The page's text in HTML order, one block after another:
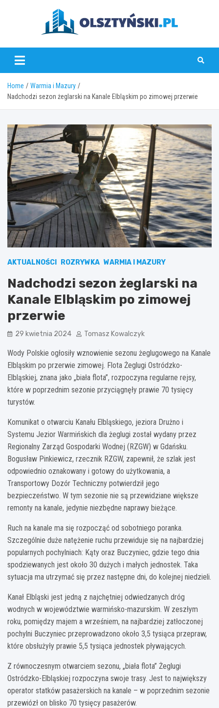
olsztynski.pl
Home
Warmia i Mazury
Nadchodzi sezon żeglarski na Kanale Elbląskim po zimowej przerwie
AKTUALNOŚCI ROZRYWKA WARMIA I MAZURY
Nadchodzi sezon żeglarski na
Kanale Elbląskim po zimowej
przerwie
29 kwietnia 2024 Tomasz Kowalczyk
Wody Polskie ogłosiły wznowienie sezonu żeglugowego na Kanale
Elbląskim po przerwie zimowej. Flota Żeglugi Ostródzko-
Elbląskiej, znana jako „biała flota”, rozpoczyna regularne rejsy,
które w poprzednim sezonie przyciągnęły prawie 70 tysięcy
turystów.
Komunikat o otwarciu Kanału Elbląskiego, jeziora Drużno i
Systemu Jezior Warmińskich dla żeglugi został wydany przez
Regionalny Zarząd Gospodarki Wodnej (RZGW) w Gdańsku.
Bogusław Pinkiewicz, rzecznik RZGW, zapewnił, że szlak jest
odpowiednio oznakowany i gotowy do użytkowania, a
Transportowy Dozór Techniczny potwierdził jego
bezpieczeństwo. W tym sezonie nie są przewidziane większe
remonty na kanale, jedynie niezbędne naprawy bieżące.
Ruch na kanale ma się rozpocząć od sobotniego poranka.
Szczególnie duże natężenie ruchu przewiduje się na najbardziej
popularnych pochylniach: Kąty oraz Buczyniec, gdzie tego dnia
spodziewanych jest około 30 dużych i małych jednostek. Taka
sytuacja ma utrzymać się przez następne dni, do kolejnej niedzieli.
Kanał Elbląski jest jedną z najchętniej odwiedzanych dróg
wodnych w województwie warmińsko-mazurskim. W zeszłym
roku, pomiędzy majem a wrześniem, na najbardziej zatłoczonej
pochylni Buczyniec przeprowadzono około 3,5 tysiąca przepraw,
które obsłużyły prawie 5,5 tysiąca jednostek pływających.
Z równoczesnym otwarciem sezonu, „biała flota” Żeglugi
Ostródzko-Elbląskiej rozpoczyna swoje trasy. Jest to największy
operator statków pasażerskich na kanale – w poprzednim sezonie
przewiózł on blisko 70 tysięcy pasażerów.